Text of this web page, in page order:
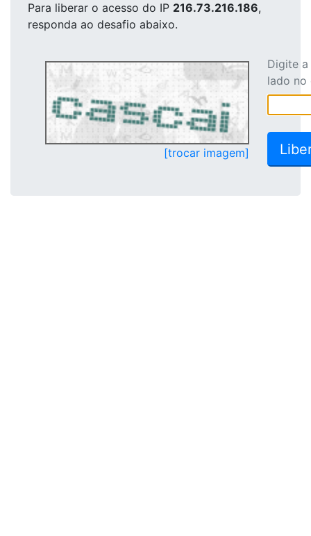
Para liberar o acesso do IP 216.73.216.186,
responda ao desafio abaixo.
[trocar imagem]
Digite
lado no